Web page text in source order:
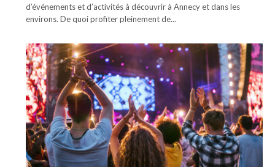
d’événements et d’activités à découvrir à Annecy et dans les
environs. De quoi profiter pleinement de...